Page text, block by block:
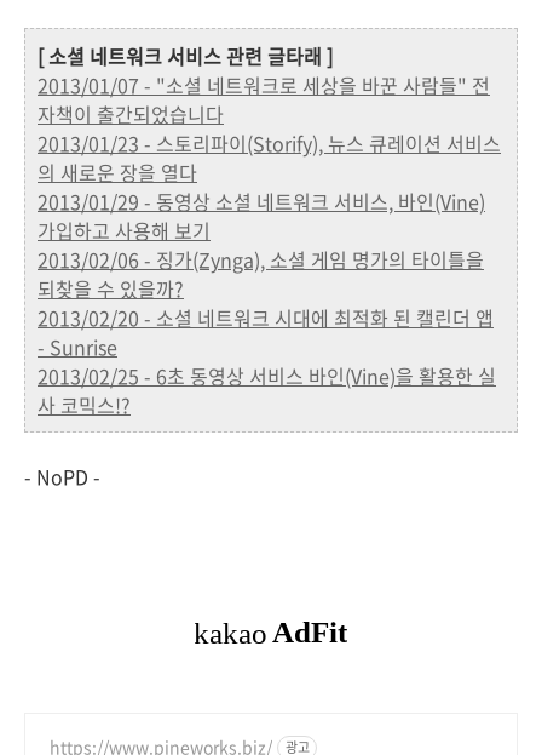
[ 소셜 네트워크 서비스 관련 글타래 ]
2013/01/07 - "소셜 네트워크로 세상을 바꾼 사람들" 전
자책이 출간되었습니다
2013/01/23 - 스토리파이(Storify), 뉴스 큐레이션 서비스
의 새로운 장을 열다
2013/01/29 - 동영상 소셜 네트워크 서비스, 바인(Vine)
가입하고 사용해 보기
2013/02/06 - 징가(Zynga), 소셜 게임 명가의 타이틀을
되찾을 수 있을까?
2013/02/20 - 소셜 네트워크 시대에 최적화 된 캘린더 앱
- Sunrise
2013/02/25 - 6초 동영상 서비스 바인(Vine)을 활용한 실
사 코믹스!?
- NoPD -
https://www.pineworks.biz/ 광고